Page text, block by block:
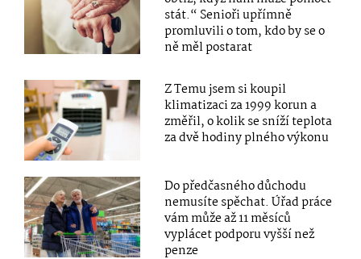
stát.“ Senioři upřímně
promluvili o tom, kdo by se o
ně měl postarat
Z Temu jsem si koupil
klimatizaci za 1999 korun a
změřil, o kolik se sníží teplota
za dvě hodiny plného výkonu
Do předčasného důchodu
nemusíte spěchat. Úřad práce
vám může až 11 měsíců
vyplácet podporu vyšší než
penze